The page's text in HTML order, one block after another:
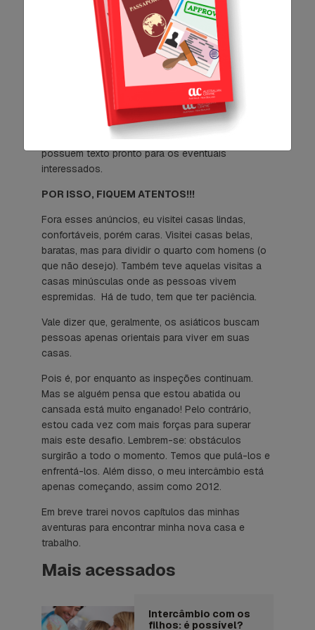
o intercâmbio, no meu caso, aprimorar e falar
fluente Inglês. Então, é bom evitar uma casa com
muitos brasileiros.
Durante a minha busca por moradia, me deparei
com anúncios fraudulentos, onde as pessoas me
pediam um depósito antecipado somente para eu
realizar a inspeção, ou não permitiam fazer a
inspeção antes de fechar a locação do imóvel.
Geralmente, estes tipos de anunciantes já
possuem texto pronto para os eventuais
interessados.
POR ISSO, FIQUEM ATENTOS!!!
Fora esses anúncios, eu visitei casas lindas,
confortáveis, porém caras. Visitei casas belas,
baratas, mas para dividir o quarto com homens (o
que não desejo). Também teve aquelas visitas a
casas minúsculas onde as pessoas vivem
espremidas. Há de tudo, tem que ter paciência.
Vale dizer que, geralmente, os asiáticos buscam
pessoas apenas orientais para viver em suas
casas.
Pois é, por enquanto as inspeções continuam.
Mas se alguém pensa que estou abatida ou
cansada está muito enganado! Pelo contrário,
estou cada vez com mais forças para superar
mais este desafio. Lembrem-se: obstáculos
surgirão a todo o momento. Temos que pulá-los e
enfrentá-los. Além disso, o meu intercâmbio está
apenas começando, assim como 2012.
Em breve trarei novos capítulos das minhas
aventuras para encontrar minha nova casa e
trabalho.
Mais acessados
Intercâmbio com os
filhos: é possível?